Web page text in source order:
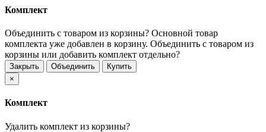
Комплект
Объединить с товаром из корзины? Основной товар
комплекта уже добавлен в корзину. Объединить с товаром из
корзины или добавить комплект отдельно?
Закрыть Объединить
Купить
×
Комплект
Удалить комплект из корзины?